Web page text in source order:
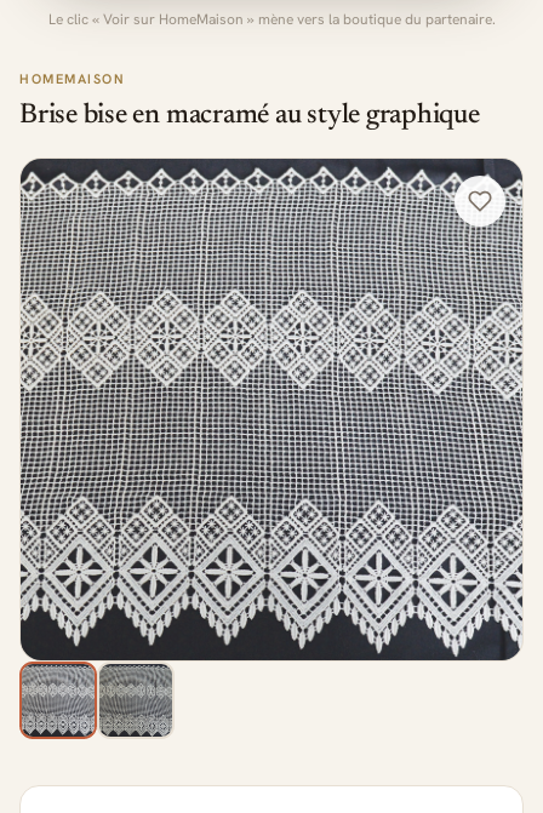
HOMEMAISON
Brise bise en macramé au style graphique
Le clic « Voir sur HomeMaison » mène vers la boutique du partenaire.